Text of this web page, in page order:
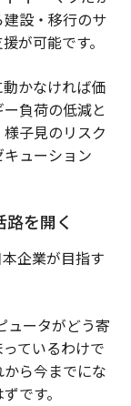
設・移行のサ
が可能です。
かなければ価
負荷の低減と
子見のリスク
ューション
を開く
企業が目指す
ュータがどう寄
ているわけで
ら今までにな
です。